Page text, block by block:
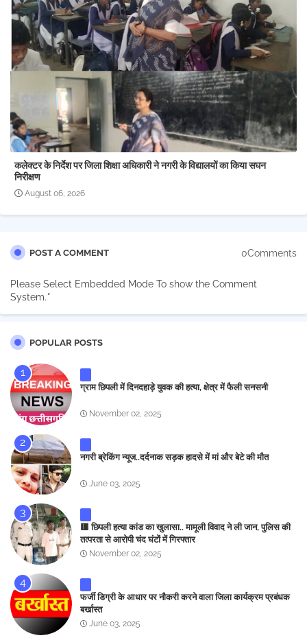
कलेक्टर के निर्देश पर जिला शिक्षा अधिकारी ने नगरी के विद्यालयों का किया सघन
निरीक्षण
August 06, 2026
POST A COMMENT 0Comments
Please Select Embedded Mode To show the Comment
System.*
POPULAR POSTS
ग्राम छिपली में दिनदहाड़े युवक की हत्या, क्षेत्र में फैली सनसनी
November 02, 2025
नगरी ब्रेकिंग न्यूज..दर्दनाक सड़क हादसे में मां और बेटे की मौत
June 03, 2025
🟥 छिपली हत्या कांड का खुलासा.. मामूली विवाद ने ली जान, पुलिस की
तत्परता से आरोपी चंद घंटों में गिरफ्तार
November 02, 2025
फर्जी डिग्री के आधार पर नौकरी करने वाला जिला कार्यक्रम प्रबंधक
बर्खास्त
June 03, 2025